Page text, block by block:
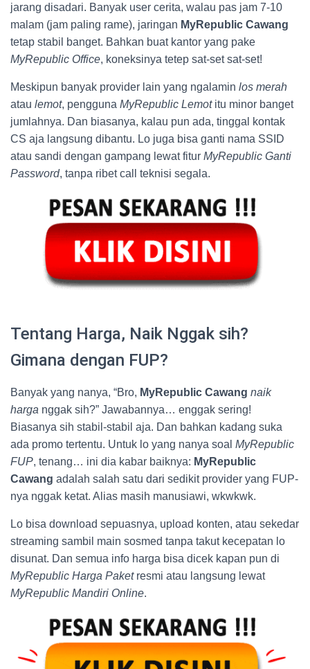
jarang disadari. Banyak user cerita, walau pas jam 7-10
malam (jam paling rame), jaringan MyRepublic Cawang
tetap stabil banget. Bahkan buat kantor yang pake
MyRepublic Office, koneksinya tetep sat-set sat-set!
Meskipun banyak provider lain yang ngalamin los merah
atau lemot, pengguna MyRepublic Lemotitu minor banget
jumlahnya. Dan biasanya, kalau pun ada, tinggal kontak
CS aja langsung dibantu. Lo juga bisa ganti nama SSID
atau sandi dengan gampang lewat fitur MyRepublic Ganti
Password, tanpa ribet call teknisi segala.
Tentang Harga, Naik Nggak sih?
Gimana dengan FUP?
Banyak yang nanya, “Bro, MyRepublic Cawang naik
harga nggak sih?” Jawabannya… enggak sering!
Biasanya sih stabil-stabil aja. Dan bahkan kadang suka
ada promo tertentu. Untuk lo yang nanya soal MyRepublic
FUP, tenang… ini dia kabar baiknya: MyRepublic
Cawang adalah salah satu dari sedikit provider yang FUP-
nya nggak ketat. Alias masih manusiawi, wkwkwk.
Lo bisa download sepuasnya, upload konten, atau sekedar
streaming sambil main sosmed tanpa takut kecepatan lo
disunat. Dan semua info harga bisa dicek kapan pun di
MyRepublic Harga Paketresmi atau langsung lewat
MyRepublic Mandiri Online.